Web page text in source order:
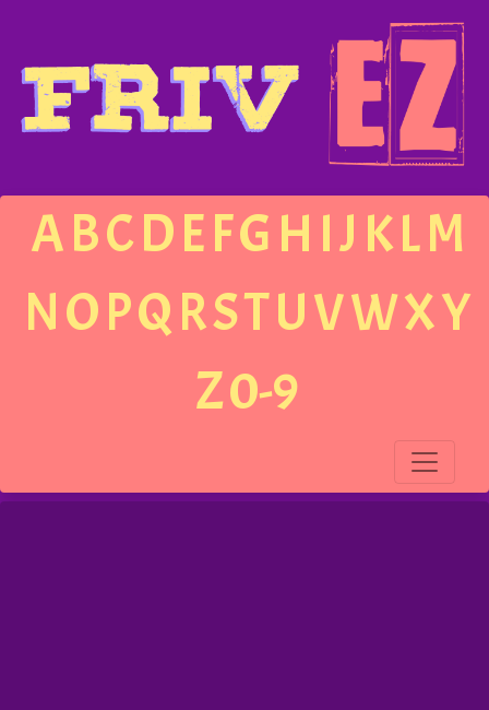
ABCDEFGH IJ KLM
NOPQRSTUVWXY
Z0-9